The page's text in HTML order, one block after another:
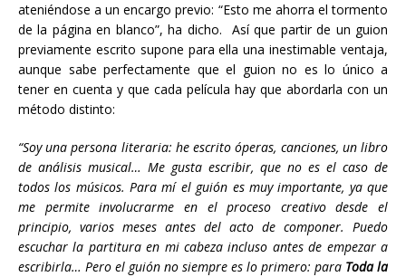
ateniéndose a un encargo previo: “Esto me ahorra el tormento
de la página en blanco”, ha dicho. Así que partir de un guion
previamente escrito supone para ella una inestimable ventaja,
aunque sabe perfectamente que el guion no es lo único a
tener en cuenta y que cada película hay que abordarla con un
método distinto:
“Soy una persona literaria: he escrito óperas, canciones, un libro
de análisis musical… Me gusta escribir, que no es el caso de
todos los músicos. Para mí el guión es muy importante, ya que
me permite involucrarme en el proceso creativo desde el
principio, varios meses antes del acto de componer. Puedo
escuchar la partitura en mi cabeza incluso antes de empezar a
escribirla… Pero el guión no siempre es lo primero: para Toda la